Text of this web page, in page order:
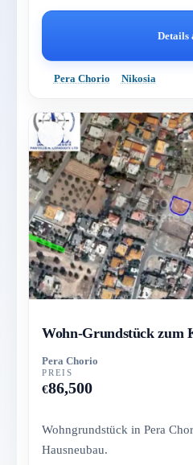
Details
Pera Chorio Nikosia
Wohn-Grundstück zum
Pera Chorio
PREIS
€86,500
Wohngrundstück in Pera
Hausneubau.